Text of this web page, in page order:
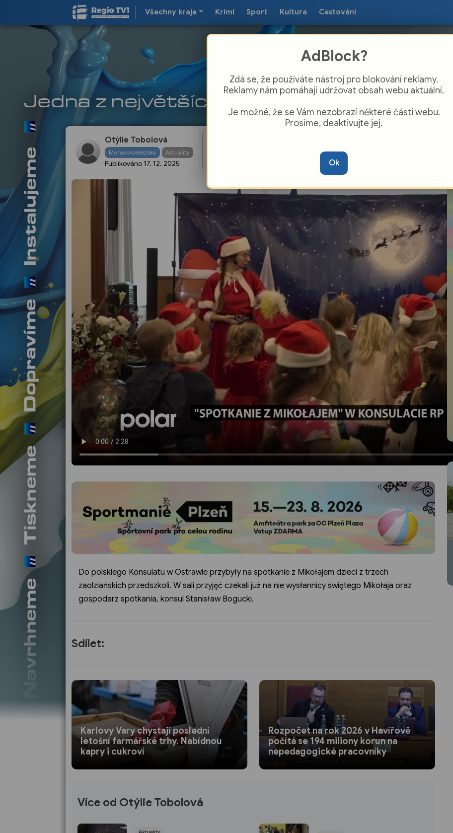
Všechny kraje Krimi Sport Kultura Cestování
Otýlie Tobolová
Moravskoslezský Aktuality
Publikováno 17. 12. 2025
„Spotkanie z Mikołajem” w konsulacie RP
Do polskiego Konsulatu w Ostrawie przybyły na spotkanie z Mikołajem dzieci z trzech
zaolziańskich przedszkoli. W sali przyjęć czekali już na nie wysłannicy świętego Mikołaja oraz
gospodarz spotkania, konsul Stanisław Bogucki.
Sdílet:
Karlovy Vary chystají poslední
letošní farmářské trhy. Nabídnou
kapry i cukroví
Rozpočet na rok 2026 v Havířově
počítá se 194 miliony korun na
nepedagogické pracovníky
Více od Otýlie Tobolová
Aktuality
AdBlock?
Zdá se, že používáte nástroj pro blokování reklamy.
Reklamy nám pomáhají udržovat obsah webu aktuální.
Je možné, že se Vám nezobrazí některé části webu.
Prosíme, deaktivujte jej.
Ok